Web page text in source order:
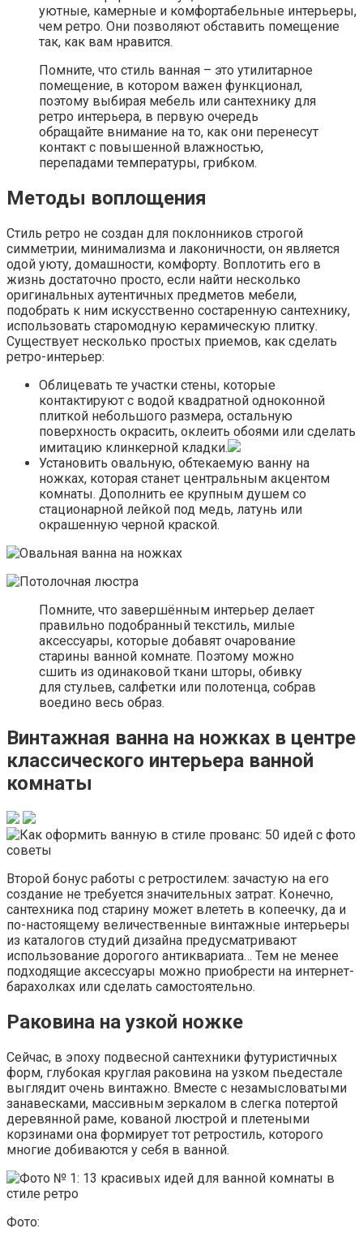
уютные, камерные и комфортабельные интерьеры,
чем ретро. Они позволяют обставить помещение
так, как вам нравится.
Помните, что стиль ванная – это утилитарное
помещение, в котором важен функционал,
поэтому выбирая мебель или сантехнику для
ретро интерьера, в первую очередь
обращайте внимание на то, как они перенесут
контакт с повышенной влажностью,
перепадами температуры, грибком.
Методы воплощения
Стиль ретро не создан для поклонников строгой
симметрии, минимализма и лаконичности, он является
одой уюту, домашности, комфорту. Воплотить его в
жизнь достаточно просто, если найти несколько
оригинальных аутентичных предметов мебели,
подобрать к ним искусственно состаренную сантехнику,
использовать старомодную керамическую плитку.
Существует несколько простых приемов, как сделать
ретро-интерьер:
Облицевать те участки стены, которые
контактируют с водой квадратной одноконной
плиткой небольшого размера, остальную
поверхность окрасить, оклеить обоями или сделать
имитацию клинкерной кладки.
Установить овальную, обтекаемую ванну на
ножках, которая станет центральным акцентом
комнаты. Дополнить ее крупным душем со
стационарной лейкой под медь, латунь или
окрашенную черной краской.
Помните, что завершённым интерьер делает
правильно подобранный текстиль, милые
аксессуары, которые добавят очарование
старины ванной комнате. Поэтому можно
сшить из одинаковой ткани шторы, обивку
для стульев, салфетки или полотенца, собрав
воедино весь образ.
Винтажная ванна на ножках в центре
классического интерьера ванной
комнаты
Второй бонус работы с ретростилем: зачастую на его
создание не требуется значительных затрат. Конечно,
сантехника под старину может влететь в копеечку, да и
по-настоящему величественные винтажные интерьеры
из каталогов студий дизайна предусматривают
использование дорогого антиквариата… Тем не менее
подходящие аксессуары можно приобрести на интернет-
барахолках или сделать самостоятельно.
Раковина на узкой ножке
Сейчас, в эпоху подвесной сантехники футуристичных
форм, глубокая круглая раковина на узком пьедестале
выглядит очень винтажно. Вместе с незамысловатыми
занавесками, массивным зеркалом в слегка потертой
деревянной раме, кованой люстрой и плетеными
корзинами она формирует тот ретростиль, которого
многие добиваются у себя в ванной.
Фото: